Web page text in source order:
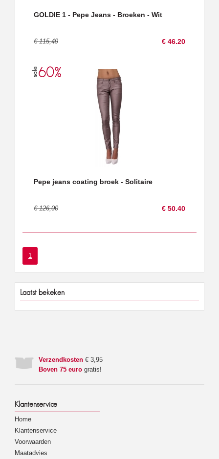
GOLDIE 1 - Pepe Jeans - Broeken - Wit
€ 115,49 € 46.20
Pepe jeans coating broek - Solitaire
€ 126,00 € 50.40
1
Laatst bekeken
Verzendkosten € 3,95
Boven 75 euro gratis!
Klantenservice
Home
Klantenservice
Voorwaarden
Maatadvies